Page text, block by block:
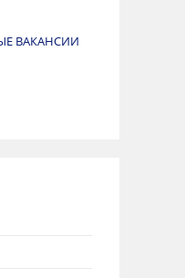
ВАКАНСИИ